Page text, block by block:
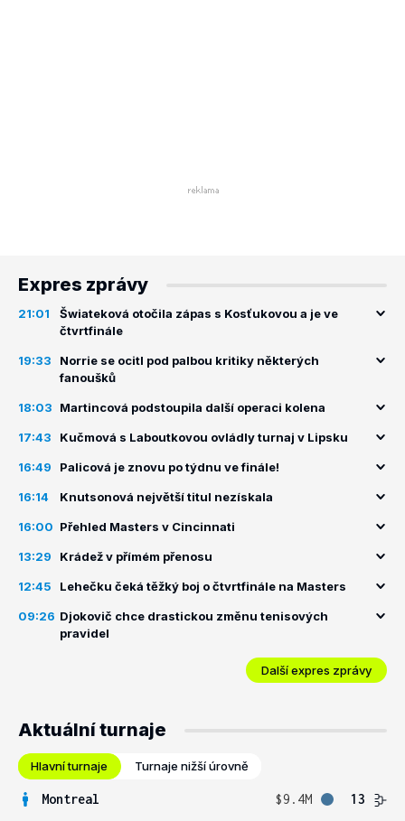
Expres zprávy
21:01
Šwiateková otočila zápas s Kosťukovou a je ve
čtvrtfinále
19:33
Norrie se ocitl pod palbou kritiky některých
fanoušků
18:03 Martincová podstoupila další operaci kolena
17:43 Kučmová s Laboutkovou ovládly turnaj v Lipsku
16:49 Palicová je znovu po týdnu ve finále!
16:14 Knutsonová největší titul nezískala
16:00 Přehled Masters v Cincinnati
13:29 Krádež v přímém přenosu
12:45 Lehečku čeká těžký boj o čtvrtfinále na Masters
09:26 Djokovič chce drastickou změnu tenisových
pravidel
Další expres zprávy
Aktuální turnaje
Hlavní turnaje Turnaje nižší úrovně
Montreal $9.4M
13